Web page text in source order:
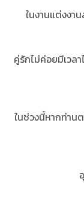
ในงานแต่งงา
คู่รักไม่ค่อยมีเวล
ในช่วงนี้หากท่าน